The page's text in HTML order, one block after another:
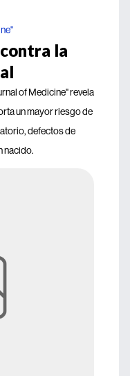
la
of Medicine" revela
un mayor riesgo de
defectos de
nacido.